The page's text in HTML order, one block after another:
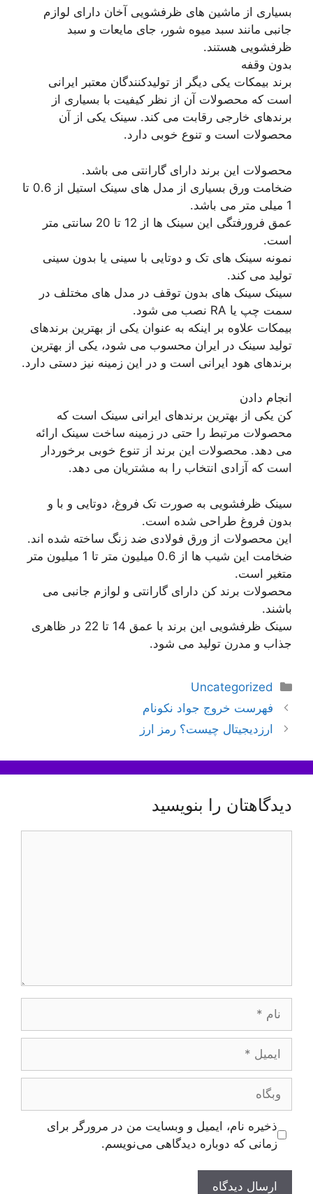
بسیاری از ماشین های ظرفشویی آخان دارای لوازم
جانبی مانند سبد میوه شور، جای مایعات و سبد
ظرفشویی هستند.
بدون وقفه
برند بیمکات یکی دیگر از تولیدکنندگان معتبر ایرانی
است که محصولات آن از نظر کیفیت با بسیاری از
برندهای خارجی رقابت می کند. سینک یکی از آن
محصولات است و تنوع خوبی دارد.
محصولات این برند دارای گارانتی می باشد.
ضخامت ورق بسیاری از مدل های سینک استیل از 0.6 تا
1 میلی متر می باشد.
عمق فرورفتگی این سینک ها از 12 تا 20 سانتی متر
است.
نمونه سینک های تک و دوتایی با سینی یا بدون سینی
تولید می کند.
سینک سینک های بدون توقف در مدل های مختلف در
سمت چپ یا RA نصب می شود.
بیمکات علاوه بر اینکه به عنوان یکی از بهترین برندهای
تولید سینک در ایران محسوب می شود، یکی از بهترین
برندهای هود ایرانی است و در این زمینه نیز دستی دارد.
انجام دادن
کن یکی از بهترین برندهای ایرانی سینک است که
محصولات مرتبط را حتی در زمینه ساخت سینک ارائه
می دهد. محصولات این برند از تنوع خوبی برخوردار
است که آزادی انتخاب را به مشتریان می دهد.
سینک ظرفشویی به صورت تک فروغ، دوتایی و با و
بدون فروغ طراحی شده است.
این محصولات از ورق فولادی ضد زنگ ساخته شده اند.
ضخامت این شیب ها از 0.6 میلیون متر تا 1 میلیون متر
متغیر است.
محصولات برند کن دارای گارانتی و لوازم جانبی می
باشند.
سینک ظرفشویی این برند با عمق 14 تا 22 در ظاهری
جذاب و مدرن تولید می شود.
دسته‌ها
Uncategorized
ناوبری
نوشته‌ها
فهرست خروج جواد نکونام
ارزدیجیتال چیست؟ رمز ارز
دیدگاهتان را بنویسید
وبگاه
ذخیره نام، ایمیل و وبسایت من در مرورگر برای
زمانی که دوباره دیدگاهی می‌نویسم.